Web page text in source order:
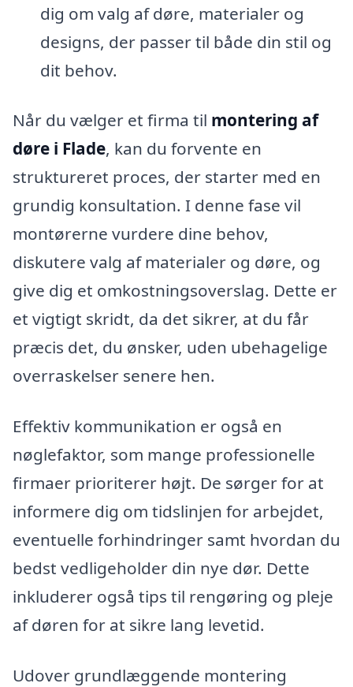
dig om valg af døre, materialer og
designs, der passer til både din stil og
dit behov.
Når du vælger et firma til montering af
døre i Flade, kan du forvente en
struktureret proces, der starter med en
grundig konsultation. I denne fase vil
montørerne vurdere dine behov,
diskutere valg af materialer og døre, og
give dig et omkostningsoverslag. Dette er
et vigtigt skridt, da det sikrer, at du får
præcis det, du ønsker, uden ubehagelige
overraskelser senere hen.
Effektiv kommunikation er også en
nøglefaktor, som mange professionelle
firmaer prioriterer højt. De sørger for at
informere dig om tidslinjen for arbejdet,
eventuelle forhindringer samt hvordan du
bedst vedligeholder din nye dør. Dette
inkluderer også tips til rengøring og pleje
af døren for at sikre lang levetid.
Udover grundlæggende montering